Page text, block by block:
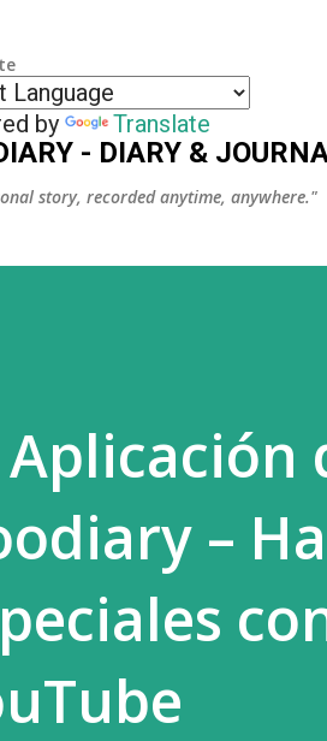
by Translate
- DIARY &
story, recorded anytime, anywhere."
–